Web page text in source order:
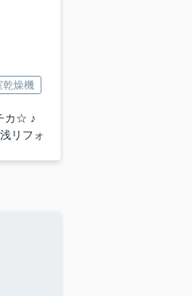
乾燥機
カ☆ ♪
リフォ